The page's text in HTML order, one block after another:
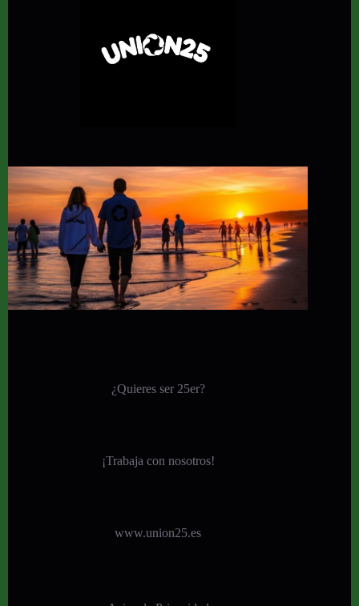
¿Quieres ser 25er?
¡Trabaja con nosotros!
www.union25.es